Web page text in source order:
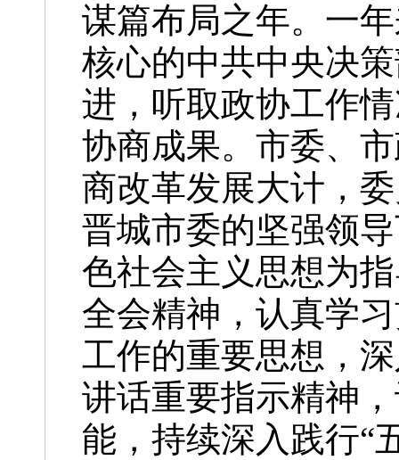
谋篇布局之年。一
核心的中共中央决
进，听取政协工作
协商成果。市委、
商改革发展大计，
晋城市委的坚强领
色社会主义思想为
全会精神，认真学
工作的重要思想，
讲话重要指示精神
能，持续深入践行“